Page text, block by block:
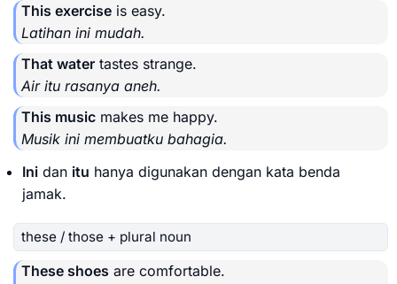
This exercise is easy.
Latihan ini mudah.
That water tastes strange.
Air itu rasanya aneh.
This music makes me happy.
Musik ini membuatku bahagia.
Ini dan itu hanya digunakan dengan kata benda
jamak.
these / those + plural noun
These shoes are comfortable.